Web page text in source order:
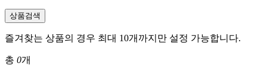
상품검색
즐겨찾는 상품의 경우 최대 10개까지만 설정 가능합니다.
총 0개